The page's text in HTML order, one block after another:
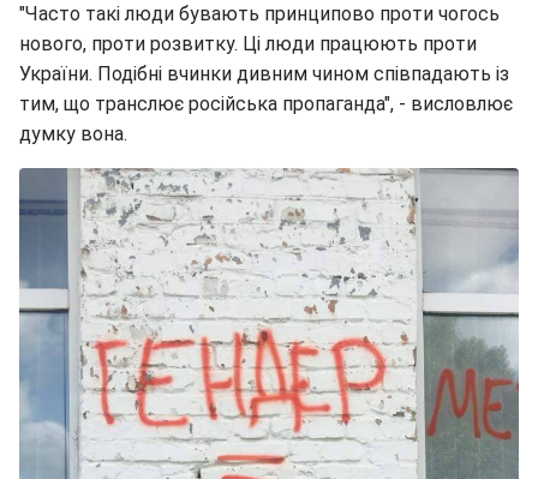
"Часто такі люди бувають принципово проти чогось
нового, проти розвитку. Ці люди працюють проти
України. Подібні вчинки дивним чином співпадають із
тим, що транслює російська пропаганда", - висловлює
думку вона.